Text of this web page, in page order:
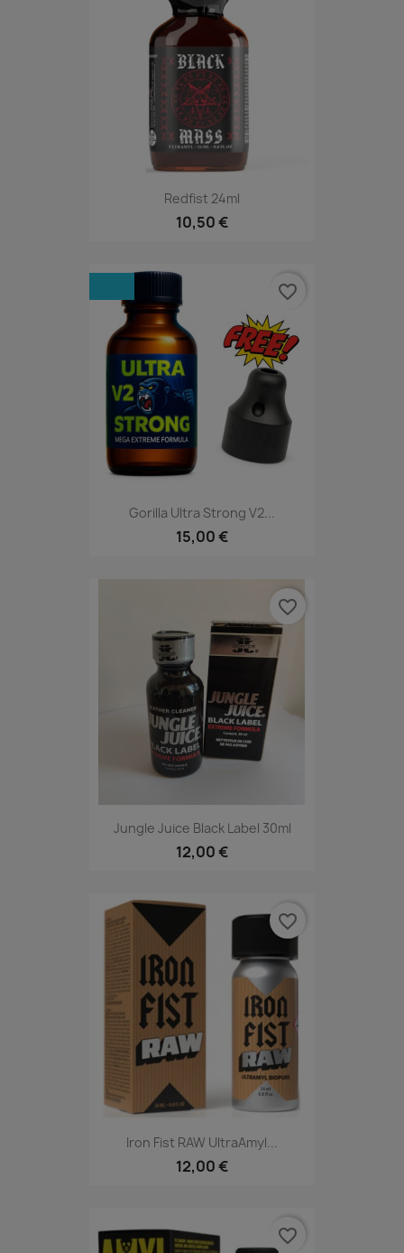
Redfist 24ml
10,50 €
Gorilla Ultra Strong V2...
15,00 €
favorite_border
Jungle Juice Black Label 30ml
12,00 €
favorite_border
Iron Fist RAW UltraAmyl...
12,00 €
favorite_border
favorite_border